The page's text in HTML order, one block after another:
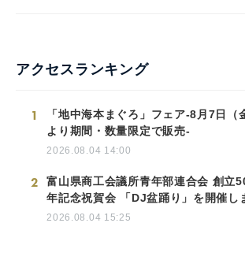
アクセスランキング
1
「地中海本まぐろ」フェア-8月7日（
より期間・数量限定で販売-
2026.08.04 14:00
2
富山県商工会議所青年部連合会 創立
年記念祝賀会 「DJ盆踊り」を開催し
2026.08.04 15:25